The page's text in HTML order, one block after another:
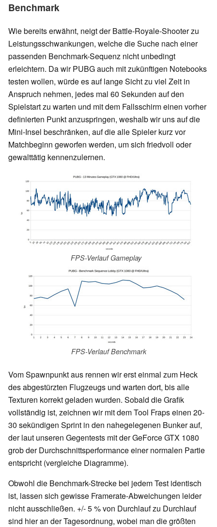
Benchmark
Wie bereits erwähnt, neigt der Battle-Royale-Shooter zu
Leistungsschwankungen, welche die Suche nach einer
passenden Benchmark-Sequenz nicht unbedingt
erleichtern. Da wir PUBG auch mit zukünftigen Notebooks
testen wollen, würde es auf lange Sicht zu viel Zeit in
Anspruch nehmen, jedes mal 60 Sekunden auf den
Spielstart zu warten und mit dem Fallsschirm einen vorher
definierten Punkt anzuspringen, weshalb wir uns auf die
Mini-Insel beschränken, auf die alle Spieler kurz vor
Matchbeginn geworfen werden, um sich friedvoll oder
gewalttätig kennenzulernen.
FPS-Verlauf Gameplay
FPS-Verlauf Benchmark
Vom Spawnpunkt aus rennen wir erst einmal zum Heck
des abgestürzten Flugzeugs und warten dort, bis alle
Texturen korrekt geladen wurden. Sobald die Grafik
vollständig ist, zeichnen wir mit dem Tool Fraps einen 20-
30 sekündigen Sprint in den nahegelegenen Bunker auf,
der laut unseren Gegentests mit der GeForce GTX 1080
grob der Durchschnittsperformance einer normalen Partie
entspricht (vergleiche Diagramme).
Obwohl die Benchmark-Strecke bei jedem Test identisch
ist, lassen sich gewisse Framerate-Abweichungen leider
nicht ausschließen. +/- 5 % von Durchlauf zu Durchlauf
sind hier an der Tagesordnung, wobei man die größten